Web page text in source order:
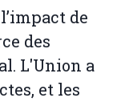
de
des
L'Union a
et les